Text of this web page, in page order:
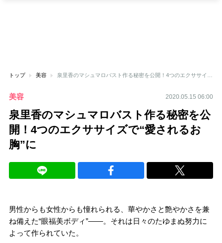
トップ 美容
美容 2020.05.15 06:00
泉里香のマシュマロバスト作る秘密を公
開！4つのエクササイズで“愛されるお
胸”に
男性からも女性からも憧れられる、華やかさと艶やかさを兼
ね備えた“眼福美ボディ”――。それは日々のたゆまぬ努力に
よって作られていた。